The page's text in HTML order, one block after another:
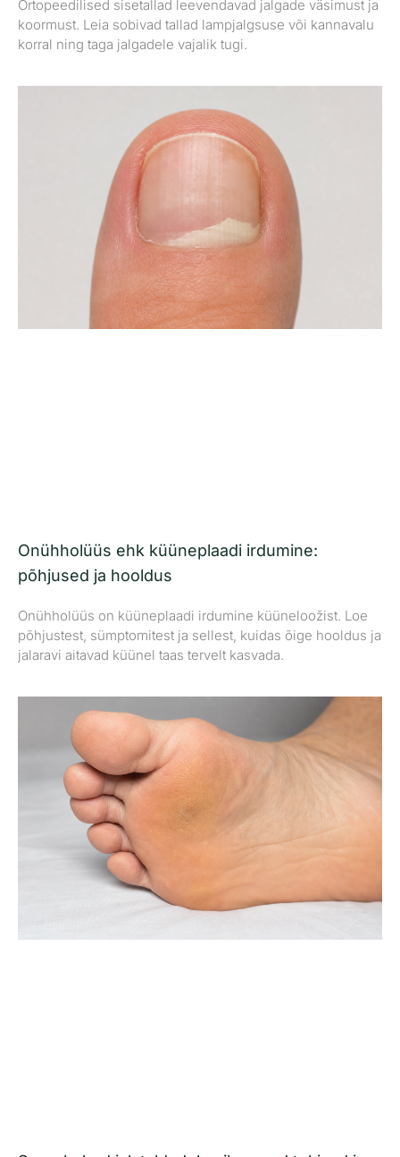
Ortopeedilised sisetallad leevendavad jalgade väsimust ja
koormust. Leia sobivad tallad lampjalgsuse või kannavalu
korral ning taga jalgadele vajalik tugi.
Onühholüüs ehk küüneplaadi irdumine:
põhjused ja hooldus
Onühholüüs on küüneplaadi irdumine küüneloožist. Loe
põhjustest, sümptomitest ja sellest, kuidas õige hooldus ja
jalaravi aitavad küünel taas tervelt kasvada.